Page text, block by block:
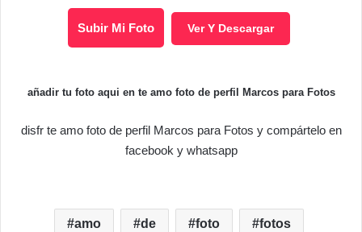
Subir Mi Foto Ver Y Descargar
añadir tu foto aqui en te amo foto de perfil Marcos para Fotos
disfr te amo foto de perfil Marcos para Fotos y compártelo en
facebook y whatsapp
amo de foto fotos